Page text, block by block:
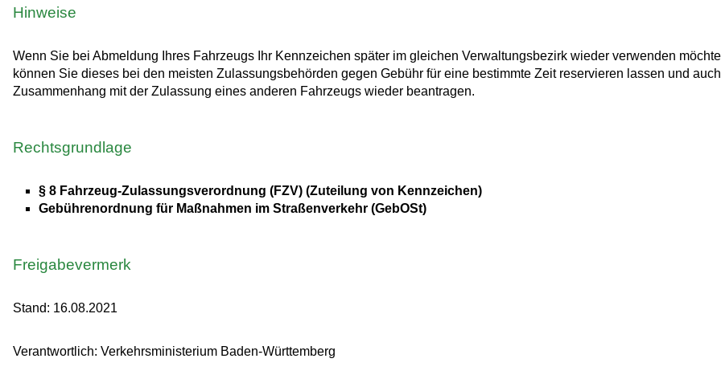
Hinweise
Wenn Sie bei Abmeldung Ihres Fahrzeugs Ihr Kennzeichen später im gleichen Verwaltungsbezirk wieder verwenden
können Sie dieses bei den meisten Zulassungsbehörden gegen Gebühr für eine bestimmte Zeit reservieren lassen und
Zusammenhang mit der Zulassung eines anderen Fahrzeugs wieder beantragen.
Rechtsgrundlage
§ 8 Fahrzeug-Zulassungsverordnung (FZV) (Zuteilung von Kennzeichen)
Gebührenordnung für Maßnahmen im Straßenverkehr (GebOSt)
Freigabevermerk
Stand: 16.08.2021
Verantwortlich: Verkehrsministerium Baden-Württemberg